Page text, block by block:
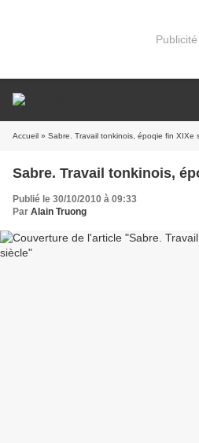
Publicité
Accueil » Sabre. Travail tonkinois, époqie fin XIXe
Sabre. Travail tonkinois,
Publié le 30/10/2010 à 09:33
Par Alain Truong